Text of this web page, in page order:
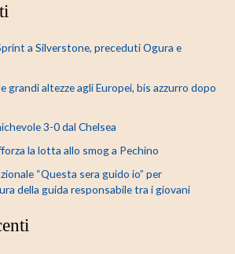
a Silverstone, preceduti Ogura e
grandi altezze agli Europei, bis azzurro dopo
3-0 dal Chelsea
la lotta allo smog a Pechino
“Questa sera guido io” per
della guida responsabile tra i giovani